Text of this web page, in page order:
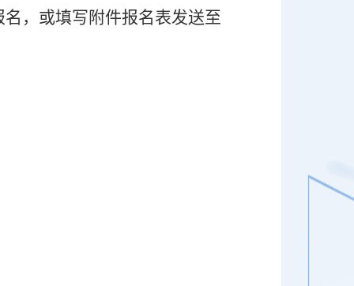
，或填写附件报名表发送至